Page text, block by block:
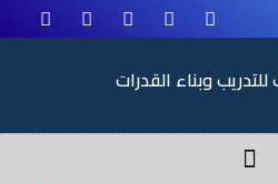
وبناء القدرات